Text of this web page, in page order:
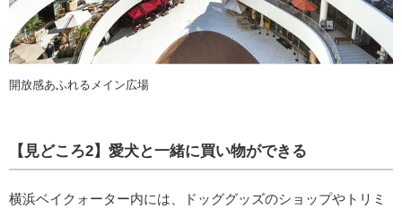
開放感あふれるメイン広場
【見どころ2】愛犬と一緒に買い物ができる
横浜ベイクォーター内には、ドッググッズのショップやトリミ